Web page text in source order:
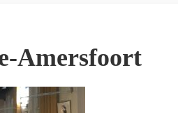
Amersfoort